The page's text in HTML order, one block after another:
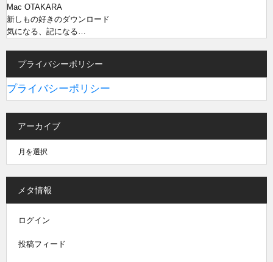
Mac OTAKARA
新しもの好きのダウンロード
気になる、記になる…
プライバシーポリシー
プライバシーポリシー
アーカイブ
メタ情報
ログイン
投稿フィード